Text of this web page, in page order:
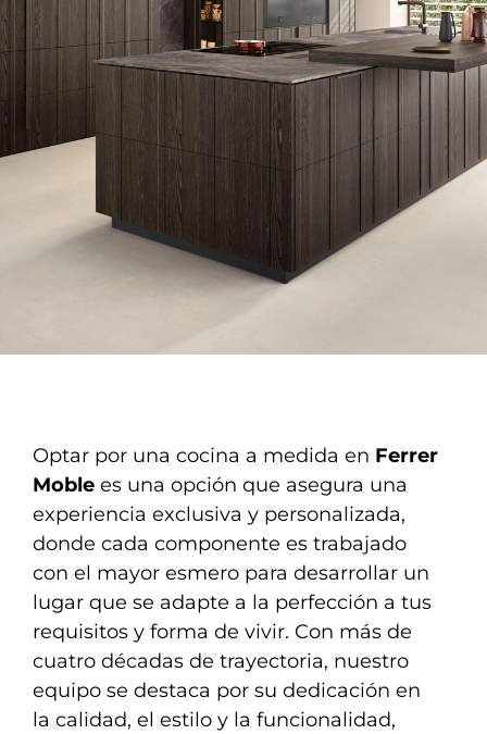
Optar por una cocina a medida en Ferrer
Moble es una opción que asegura una
experiencia exclusiva y personalizada,
donde cada componente es trabajado
con el mayor esmero para desarrollar un
lugar que se adapte a la perfección a tus
requisitos y forma de vivir. Con más de
cuatro décadas de trayectoria, nuestro
equipo se destaca por su dedicación en
la calidad, el estilo y la funcionalidad,